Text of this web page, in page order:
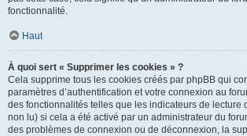
fonctionnalité.
Haut
À quoi sert « Supprimer les cookies » ?
Cela supprime tous les cookies créés par phpBB qui
paramètres d’authentification et votre connexion au
des fonctionnalités telles que les indicateurs de lecture
non lu) si cela a été activé par un administrateur du
des problèmes de connexion ou de déconnexion, la